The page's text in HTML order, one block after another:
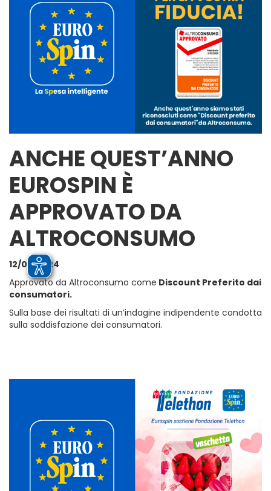
ANCHE QUEST’ANNO
EUROSPIN È
APPROVATO DA
ALTROCONSUMO
12/02/2024
Approvato da Altroconsumo come Discount Preferito dai
consumatori.
Sulla base dei risultati di un’indagine indipendente condotta
sulla soddisfazione dei consumatori.